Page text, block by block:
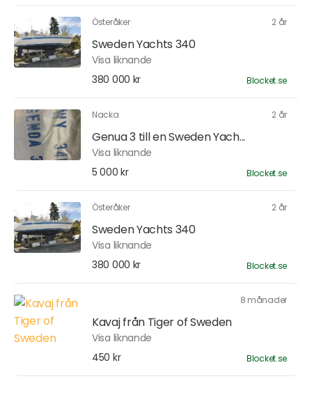
Österåker 2 år
Sweden Yachts 340
Visa liknande
380 000 kr
Blocket.se
Nacka 2 år
Genua 3 till en Sweden Yach...
Visa liknande
5 000 kr
Blocket.se
Österåker 2 år
Sweden Yachts 340
Visa liknande
380 000 kr
Blocket.se
8 månader
Kavaj från Tiger of Sweden
Visa liknande
450 kr
Blocket.se